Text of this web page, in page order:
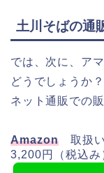
土川そばの通
では、次に、ア
どうでしょうか？
ネット通販での
Amazon 取扱
3,200円（税込み